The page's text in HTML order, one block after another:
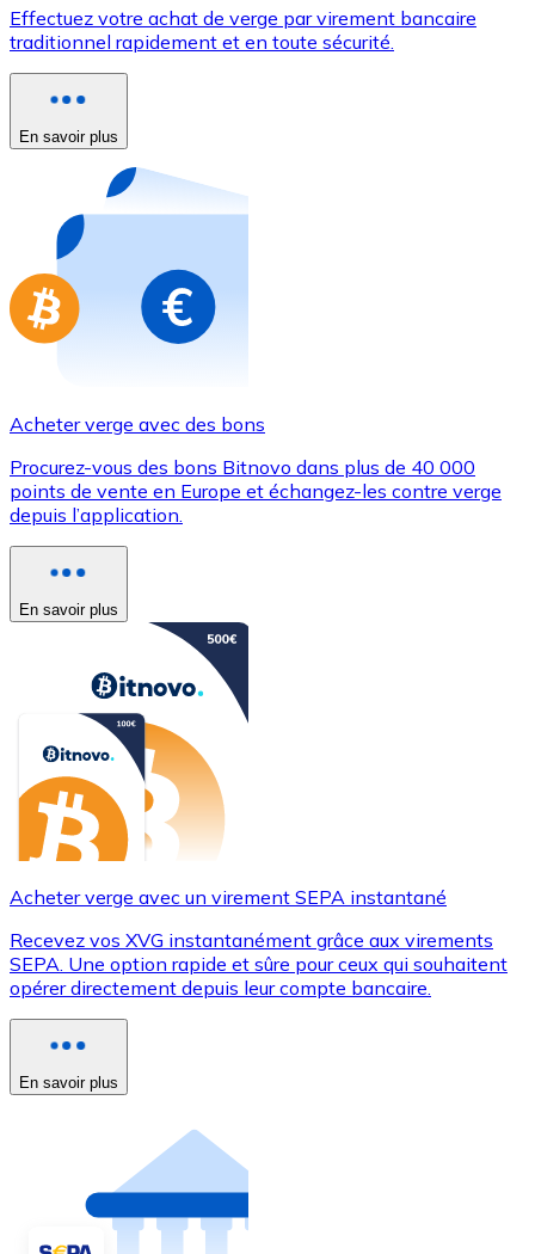
Utilisez les cartes Visa et Mastercard pour acheter
Acheter avec carte
Nouveau
Achetez des cartes-cadeaux de vos marques
Aller à la boutique de cartes-cadeaux
Effectuez votre achat de verge par virement bancaire
traditionnel rapidement et en toute sécurité.
En savoir plus
Acheter verge avec des bons
Procurez-vous des bons Bitnovo dans plus de 40 000
points de vente en Europe et échangez-les contre verge
depuis l’application.
En savoir plus
Acheter verge avec un virement SEPA instantané
Recevez vos XVG instantanément grâce aux virements
SEPA. Une option rapide et sûre pour ceux qui souhaitent
opérer directement depuis leur compte bancaire.
En savoir plus